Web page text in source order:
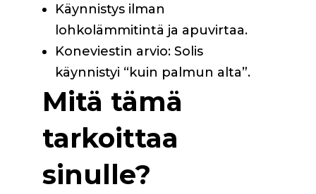
Käynnistys ilman
lohkolämmitintä ja apuvirtaa.
Koneviestin arvio: Solis
käynnistyi “kuin palmun alta”.
Mitä tämä
tarkoittaa
sinulle?